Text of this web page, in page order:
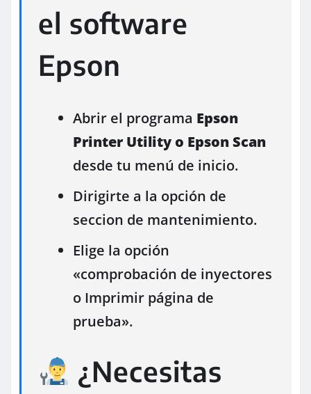
el software
Epson
Abrir el programa Epson
Printer Utility o Epson Scan
desde tu menú de inicio.
Dirigirte a la opción de
seccion de mantenimiento.
Elige la opción
«comprobación de inyectores
o Imprimir página de
prueba».
¿Necesitas